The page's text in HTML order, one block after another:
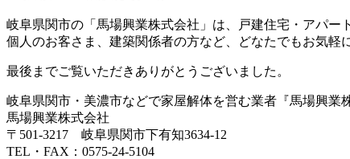
岐阜県関市の「馬場興業株式会社」は、戸建住宅・アパー
個人のお客さま、建築関係者の方など、どなたでもお気軽
最後までご覧いただきありがとうございました。
岐阜県関市・美濃市などで家屋解体を営む業者『馬場興業
馬場興業株式会社
〒501-3217 岐阜県関市下有知3634‐12
TEL・FAX：0575-24-5104